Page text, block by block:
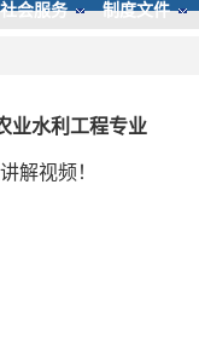
会服务 制度文件
业水利工程专业
解视频！